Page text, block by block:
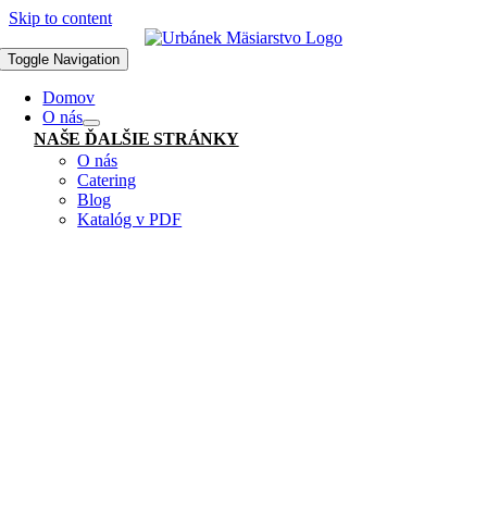
Skip to content
Toggle Navigation
Domov
O nás
NAŠE ĎALŠIE STRÁNKY
O nás
Catering
Blog
Katalóg v PDF